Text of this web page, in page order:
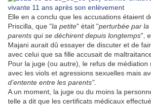
Elle en a conclu que les accusations étaient
Priscilla, que "la petite" était "perturbée par
parents qui se déchirent depuis longtemps",
Majani aurait dû essayer de discuter et de
avec celui que sa fille accusait de
Pour la juge (ou autre), le refus de médiation
avec les viols et agressions sexuelles mais
d’entente entre les parents".
A un moment, la juge ou du moins la
telle a dit que les certificats médicaux